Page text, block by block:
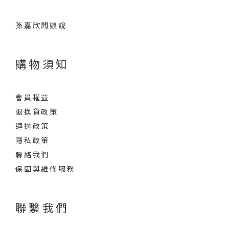
孫嘉欣闆娘說
購物須知
會員權益
退換貨政策
運送政策
隱私政策
聯絡我們
保固與維修服務
聯繫我們